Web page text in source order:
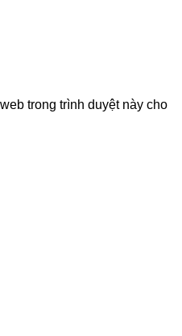
trong trình duyệt này cho